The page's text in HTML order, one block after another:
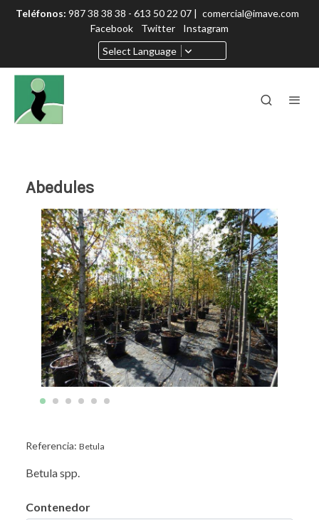
Teléfonos: 987 38 38 38 - 613 50 22 07 | comercial@imave.com
Facebook
Twitter
Instagram
Select Language
Abedules
Referencia: Betula
Betula spp.
Contenedor